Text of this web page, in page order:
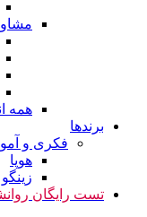
همه
برندها
فکری و
هوپا
زینگو
تست رایگان